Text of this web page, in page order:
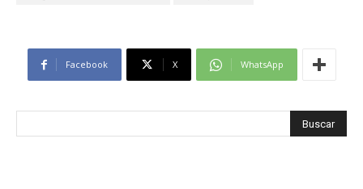
Facebook X WhatsApp